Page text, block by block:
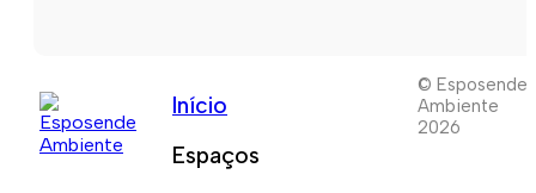
Início
Espaços
© Esposende
Ambiente
2026